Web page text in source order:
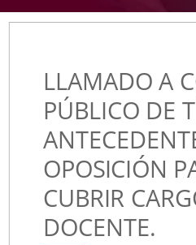
LLAMADO A
PÚBLICO DE
OPOSICIÓN
CUBRIR
DOCENTE.